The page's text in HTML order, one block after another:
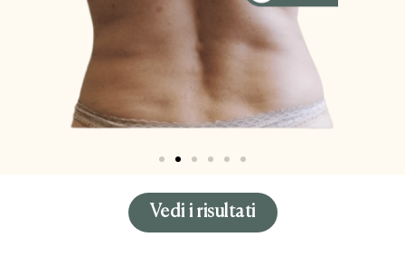
Vedi i risultati